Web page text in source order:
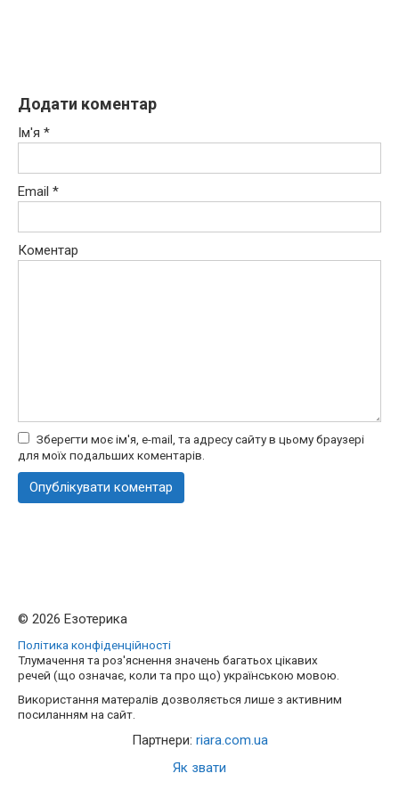
Додати коментар
Ім'я *
Email *
Коментар
Зберегти моє ім'я, e-mail, та адресу сайту в цьому браузері
для моїх подальших коментарів.
© 2026 Езотерика
Політика конфіденційності
Тлумачення та роз'яснення значень багатьох цікавих
речей (що означає, коли та про що) українською мовою.
Використання матералів дозволяється лише з активним
посиланням на сайт.
Партнери: riara.com.ua
Як звати